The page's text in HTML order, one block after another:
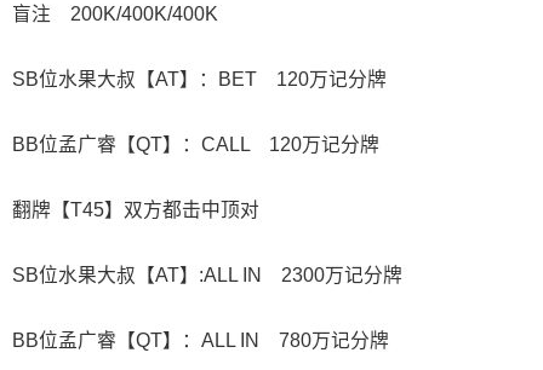
盲注 200K/400K/400K
SB位水果大叔【AT】：BET 120万记分牌
BB位孟广睿【QT】：CALL 120万记分牌
翻牌【T45】双方都击中顶对
SB位水果大叔【AT】:ALL IN 2300万记分牌
BB位孟广睿【QT】：ALL IN 780万记分牌